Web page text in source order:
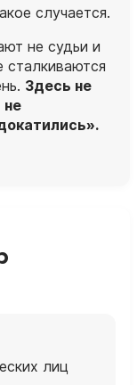
случается.
не судьи и
сталкиваются
Здесь не
не
лиц